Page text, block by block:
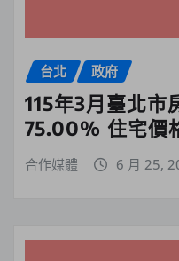
台北 政府
115年3月臺北市
75.00% 住宅價
合作媒體 6 月 25,